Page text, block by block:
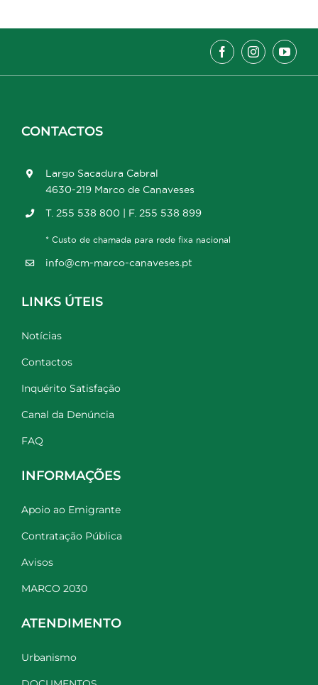
CONTACTOS
Largo Sacadura Cabral
4630-219 Marco de Canaveses
T. 255 538 800 | F. 255 538 899
* Custo de chamada para rede fixa nacional
info@cm-marco-canaveses.pt
LINKS ÚTEIS
Notícias
Contactos
Inquérito Satisfação
Canal da Denúncia
FAQ
INFORMAÇÕES
Apoio ao Emigrante
Contratação Pública
Avisos
MARCO 2030
ATENDIMENTO
Urbanismo